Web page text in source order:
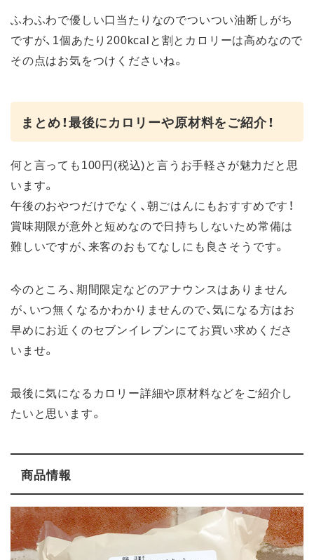
ふわふわで優しい口当たりなのでついつい油断しがち
ですが、1個あたり200kcalと割とカロリーは高めなので
その点はお気をつけくださいね。
まとめ！最後にカロリーや原材料をご紹介！
何と言っても100円(税込)と言うお手軽さが魅力だと思
います。
午後のおやつだけでなく、朝ごはんにもおすすめです！
賞味期限が意外と短めなので日持ちしないため常備は
難しいですが、来客のおもてなしにも良さそうです。
今のところ、期間限定などのアナウンスはありません
が、いつ無くなるかわかりませんので、気になる方はお
早めにお近くのセブンイレブンにてお買い求めくださ
いませ。
最後に気になるカロリー詳細や原材料などをご紹介し
たいと思います。
商品情報